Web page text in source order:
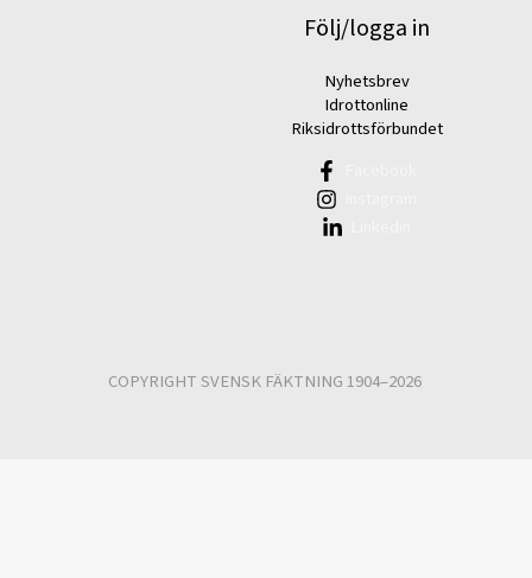
Följ/logga in
Nyhetsbrev
Idrottonline
Riksidrottsförbundet
COPYRIGHT SVENSK FÄKTNING 1904–2026